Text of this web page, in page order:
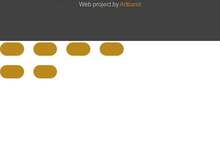
Web project byArtband